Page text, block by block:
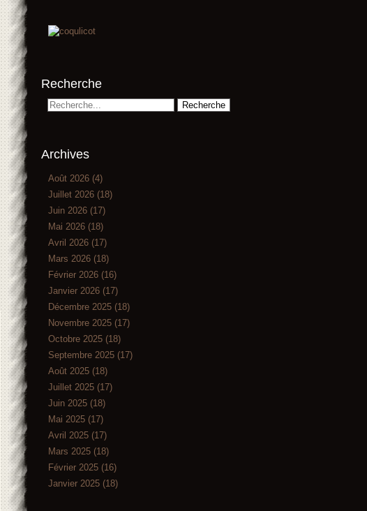
Recherche
Archives
Août 2026 (4)
Juillet 2026 (18)
Juin 2026 (17)
Mai 2026 (18)
Avril 2026 (17)
Mars 2026 (18)
Février 2026 (16)
Janvier 2026 (17)
Décembre 2025 (18)
Novembre 2025 (17)
Octobre 2025 (18)
Septembre 2025 (17)
Août 2025 (18)
Juillet 2025 (17)
Juin 2025 (18)
Mai 2025 (17)
Avril 2025 (17)
Mars 2025 (18)
Février 2025 (16)
Janvier 2025 (18)